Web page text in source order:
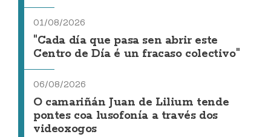
01/08/2026
"Cada día que pasa sen abrir este
Centro de Día é un fracaso colectivo"
06/08/2026
O camariñán Juan de Lilium tende
pontes coa lusofonía a través dos
videoxogos